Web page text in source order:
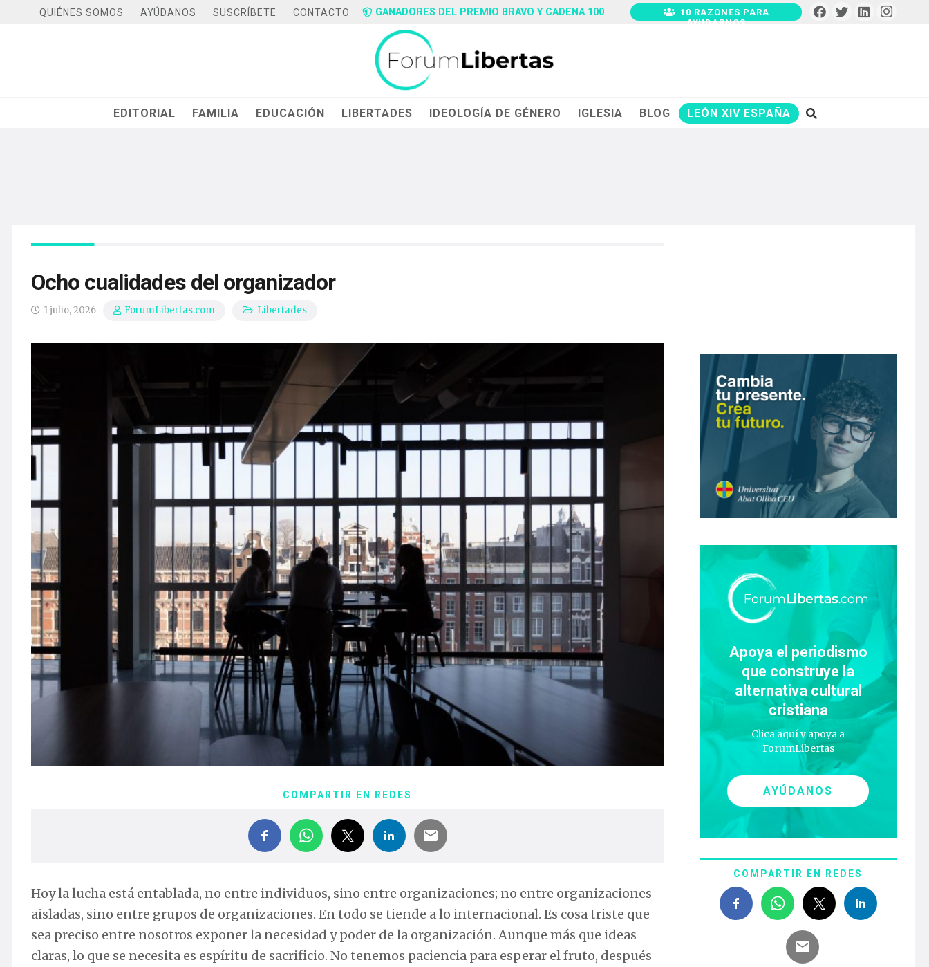
QUIÉNES SOMOS AYÚDANOS SUSCRÍBETE CONTACTO GANADORES DEL PREMIO BRAVO Y CADENA 100
10 RAZONES PARA
AYUDARNOS
EDITORIAL FAMILIA EDUCACIÓN LIBERTADES IDEOLOGÍA DE GÉNERO IGLESIA BLOG LEÓN XIV ESPAÑA
Ocho cualidades del organizador
1 julio, 2026 ForumLibertas.com Libertades
COMPARTIR EN REDES
Hoy la lucha está entablada, no entre individuos, sino entre organizaciones; no entre organizaciones
aisladas, sino entre grupos de organizaciones. En todo se tiende a lo internacional. Es cosa triste que
sea preciso entre nosotros exponer la necesidad y poder de la organización. Aunque más que ideas
claras, lo que se necesita es espíritu de sacrificio. No tenemos paciencia para esperar el fruto, después
Apoya el periodismo
que construye la
alternativa cultural
cristiana
Clica aquí y apoya a
ForumLibertas
AYÚDANOS
COMPARTIR EN REDES